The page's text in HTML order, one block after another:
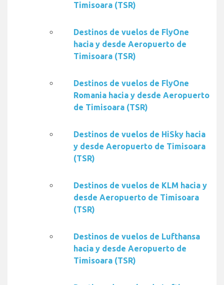
Timisoara (TSR)
Destinos de vuelos de FlyOne
hacia y desde Aeropuerto de
Timisoara (TSR)
Destinos de vuelos de FlyOne
Romania hacia y desde Aeropuerto
de Timisoara (TSR)
Destinos de vuelos de HiSky hacia
y desde Aeropuerto de Timisoara
(TSR)
Destinos de vuelos de KLM hacia y
desde Aeropuerto de Timisoara
(TSR)
Destinos de vuelos de Lufthansa
hacia y desde Aeropuerto de
Timisoara (TSR)